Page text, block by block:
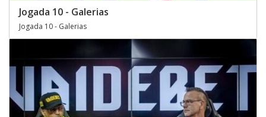
Jogada 10 - Galerias
Jogada 10 - Galerias